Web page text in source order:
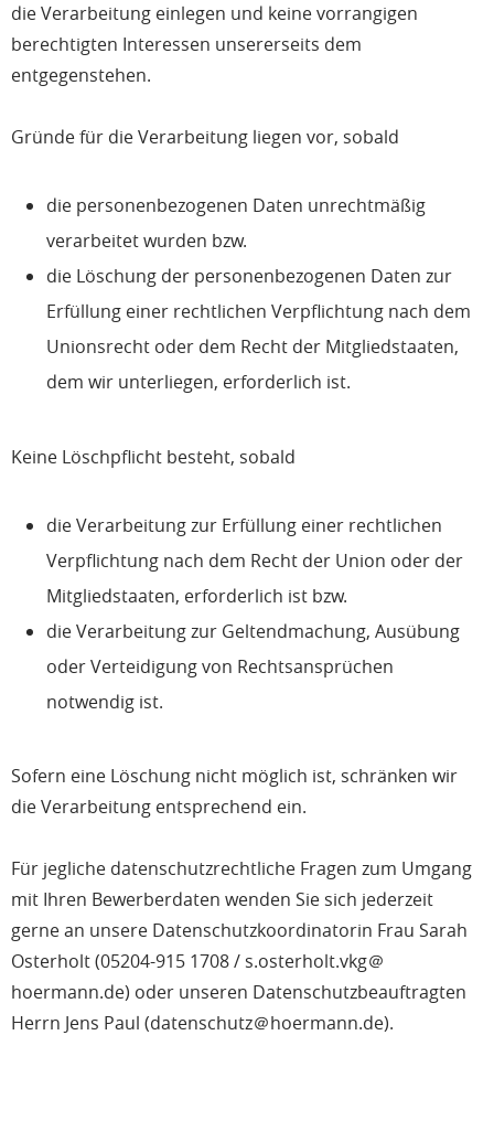
die Verarbeitung einlegen und keine vorrangigen
berechtigten Interessen unsererseits dem
entgegenstehen.
Gründe für die Verarbeitung liegen vor, sobald
die personenbezogenen Daten unrechtmäßig
verarbeitet wurden bzw.
die Löschung der personenbezogenen Daten zur
Erfüllung einer rechtlichen Verpflichtung nach dem
Unionsrecht oder dem Recht der Mitgliedstaaten,
dem wir unterliegen, erforderlich ist.
Keine Löschpflicht besteht, sobald
die Verarbeitung zur Erfüllung einer rechtlichen
Verpflichtung nach dem Recht der Union oder der
Mitgliedstaaten, erforderlich ist bzw.
die Verarbeitung zur Geltendmachung, Ausübung
oder Verteidigung von Rechtsansprüchen
notwendig ist.
Sofern eine Löschung nicht möglich ist, schränken wir
die Verarbeitung entsprechend ein.
Für jegliche datenschutzrechtliche Fragen zum Umgang
mit Ihren Bewerberdaten wenden Sie sich jederzeit
gerne an unsere Datenschutzkoordinatorin Frau Sarah
Osterholt (05204-915 1708 / s.osterholt.vkg＠
hoermann.de) oder unseren Datenschutzbeauftragten
Herrn Jens Paul (datenschutz＠hoermann.de).